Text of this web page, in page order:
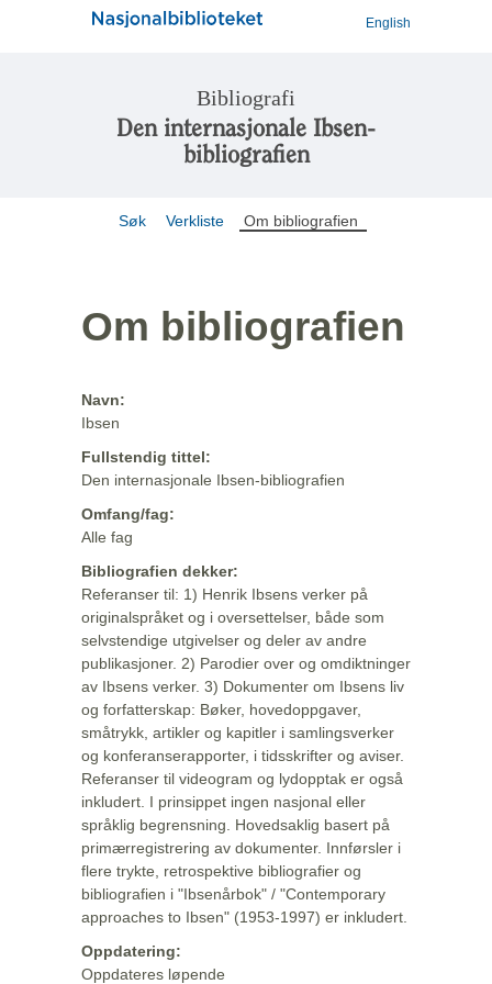
English
Bibliografi
Den internasjonale Ibsen-
bibliografien
Søk Verkliste Om bibliografien
Om bibliografien
Navn:
Ibsen
Fullstendig tittel:
Den internasjonale Ibsen-bibliografien
Omfang/fag:
Alle fag
Bibliografien dekker:
Referanser til: 1) Henrik Ibsens verker på
originalspråket og i oversettelser, både som
selvstendige utgivelser og deler av andre
publikasjoner. 2) Parodier over og omdiktninger
av Ibsens verker. 3) Dokumenter om Ibsens liv
og forfatterskap: Bøker, hovedoppgaver,
småtrykk, artikler og kapitler i samlingsverker
og konferanserapporter, i tidsskrifter og aviser.
Referanser til videogram og lydopptak er også
inkludert. I prinsippet ingen nasjonal eller
språklig begrensning. Hovedsaklig basert på
primærregistrering av dokumenter. Innførsler i
flere trykte, retrospektive bibliografier og
bibliografien i "Ibsenårbok" / "Contemporary
approaches to Ibsen" (1953-1997) er inkludert.
Oppdatering:
Oppdateres løpende